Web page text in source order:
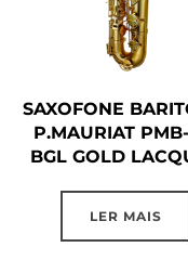
SAXOFONE
P.MAURIAT
BGL GOLD
LER MAIS